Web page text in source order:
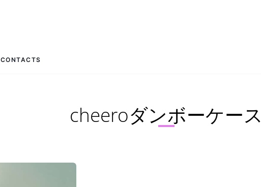
CONTACTS
cheeroダンボーケース